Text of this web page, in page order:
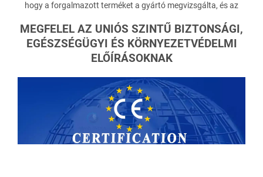
hogy a forgalmazott terméket a gyártó megvizsgálta, és az
MEGFELEL AZ UNIÓS SZINTŰ BIZTONSÁGI,
EGÉSZSÉGÜGYI ÉS KÖRNYEZETVÉDELMI
ELŐÍRÁSOKNAK